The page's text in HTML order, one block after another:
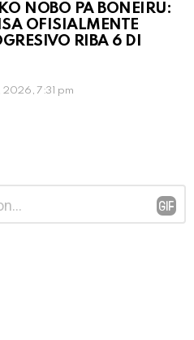
NOBO PA BONEIRU:
OFISIALMENTE
RIBA 6 DI
2026, 7:31 pm